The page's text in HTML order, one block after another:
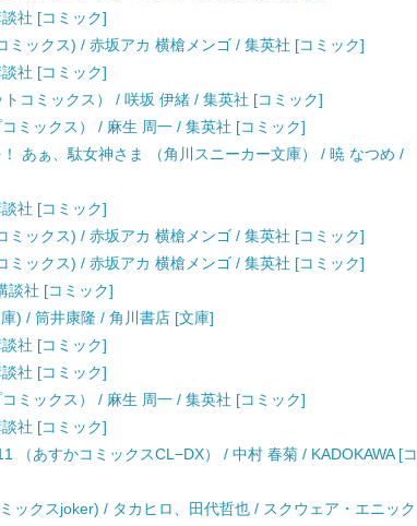
社 [コミック]
ミックス) / 赤坂アカ 横槍メンゴ / 集英社 [コミック]
社 [コミック]
コミックス） / 咲坂 伊緒 / 集英社 [コミック]
ミックス） / 麻生 周一 / 集英社 [コミック]
あぁ、駄女神さま （角川スニーカー文庫） / 暁 なつめ /
社 [コミック]
ミックス) / 赤坂アカ 横槍メンゴ / 集英社 [コミック]
ミックス) / 赤坂アカ 横槍メンゴ / 集英社 [コミック]
談社 [コミック]
) / 筒井康隆 / 角川書店 [文庫]
社 [コミック]
社 [コミック]
ミックス） / 麻生 周一 / 集英社 [コミック]
社 [コミック]
（あすかコミックスCL−DX） / 中村 春菊 / KADOKAWA [コ
ックスjoker) / タカヒロ、田代哲也 / スクウェア・エニック